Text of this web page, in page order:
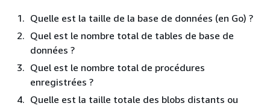
Quelle est la taille de la base de données (en Go) ?
Quel est le nombre total de tables de base de
données ?
Quel est le nombre total de procédures
enregistrées ?
Quelle est la taille totale des blobs distants ou